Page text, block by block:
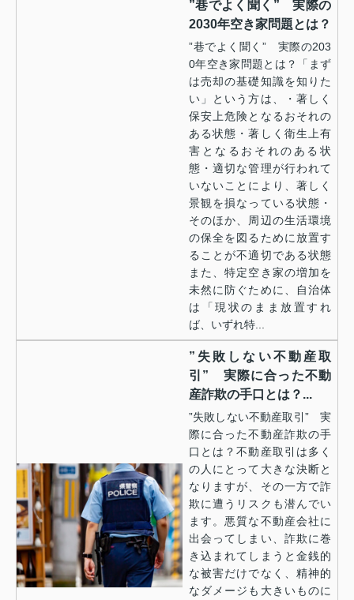
”巷でよく聞く” 実際の
2030年空き家問題とは？
”巷でよく聞く” 実際の203
0年空き家問題とは？「まず
は売却の基礎知識を知りた
い」という方は、・著しく
保安上危険となるおそれの
ある状態・著しく衛生上有
害となるおそれのある状
態・適切な管理が行われて
いないことにより、著しく
景観を損なっている状態・
そのほか、周辺の生活環境
の保全を図るために放置す
ることが不適切である状態
また、特定空き家の増加を
未然に防ぐために、自治体
は「現状のまま放置すれ
ば、いずれ特...
”失敗しない不動産取
引” 実際に合った不動
産詐欺の手口とは？...
”失敗しない不動産取引” 実
際に合った不動産詐欺の手
口とは？不動産取引は多く
の人にとって大きな決断と
なりますが、その一方で詐
欺に遭うリスクも潜んでい
ます。悪質な不動産会社に
出会ってしまい、詐欺に巻
き込まれてしまうと金銭的
な被害だけでなく、精神的
なダメージも大きいものに